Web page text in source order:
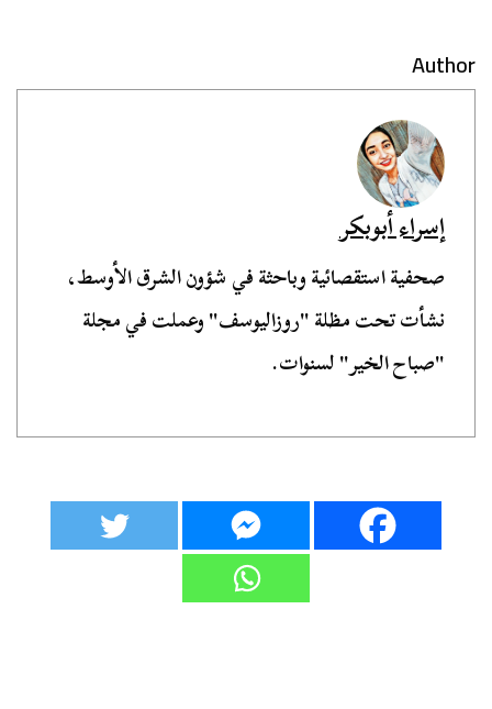
Author
إسراء أبوبكر
صحفية استقصائية وباحثة في شؤون الشرق الأوسط،
نشأت تحت مظلة "روزاليوسف" وعملت في مجلة
"صباح الخير" لسنوات.